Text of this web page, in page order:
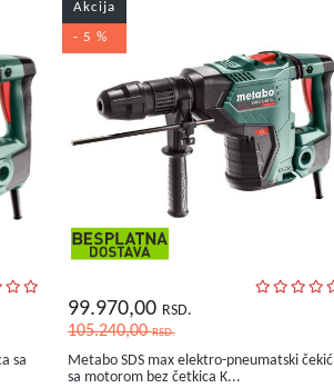
sa
Akcija
- 5 %
99.970,00 RSD.
105.240,00RSD.
Metabo SDS max elektro-pneumatski čekić
sa motorom bez četkica K...